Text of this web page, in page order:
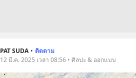
PAT SUDA • ติดตาม
12 มี.ค. 2025 เวลา 08:56 • ศิลปะ & ออกแบบ